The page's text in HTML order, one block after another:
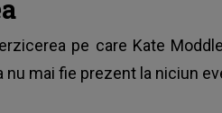
pe care Kate
mai fie prezent la niciun